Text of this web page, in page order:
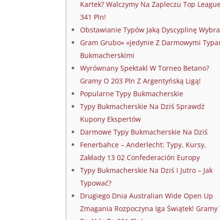
Kartek? Walczymy Na Zapleczu Top
341 Pln!
Obstawianie Typów Jaką Dyscyplinę
Gram Grubo» «jedynie Z Darmowymi
Bukmacherskimi
Wyrównany Spektakl W Torneo Betano?
Gramy O 203 Pln Z Argentyńską Ligą!
Popularne Typy Bukmacherskie
Typy Bukmacherskie Na Dziś Sprawdź
Kupony Ekspertów
Darmowe Typy Bukmacherskie Na Dziś
Fenerbahce – Anderlecht: Typy, Kursy,
Zakłady 13 02 Confederación Europy
Typy Bukmacherskie Na Dziś I Jutro – Jak
Typować?
Drugiego Dnia Australian Wide Open Up
Zmagania Rozpoczyna Iga Świątek! Gramy